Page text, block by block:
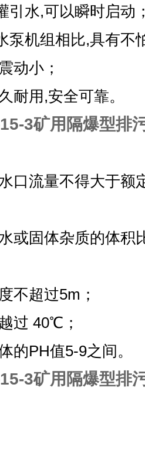
引水,可以瞬时启动
泵机组相比,具有不
动小；
耐用,安全可靠。
3矿用隔爆型排
水口流量不得大于
或固体杂质的体
不超过5m；
过 40℃；
的PH值5-9之间。
3矿用隔爆型排